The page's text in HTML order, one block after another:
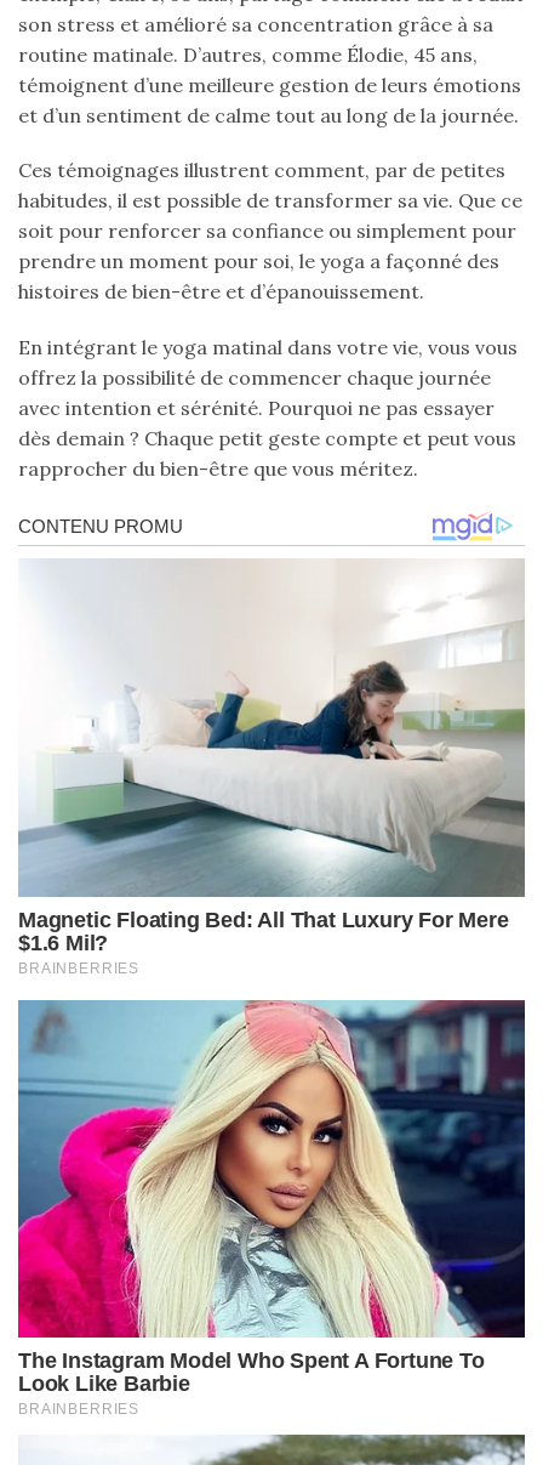
son stress et amélioré sa concentration grâce à sa
routine matinale. D’autres, comme Élodie, 45 ans,
témoignent d’une meilleure gestion de leurs émotions
et d’un sentiment de calme tout au long de la journée.
Ces témoignages illustrent comment, par de petites
habitudes, il est possible de transformer sa vie. Que ce
soit pour renforcer sa confiance ou simplement pour
prendre un moment pour soi, le yoga a façonné des
histoires de bien-être et d’épanouissement.
En intégrant le yoga matinal dans votre vie, vous vous
offrez la possibilité de commencer chaque journée
avec intention et sérénité. Pourquoi ne pas essayer
dès demain ? Chaque petit geste compte et peut vous
rapprocher du bien-être que vous méritez.